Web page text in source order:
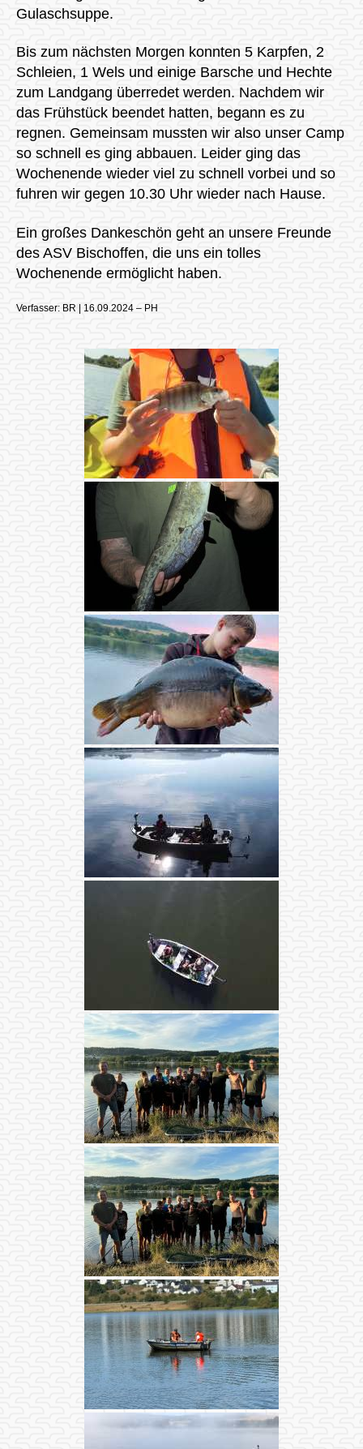
Gulaschsuppe.
Bis zum nächsten Morgen konnten 5 Karpfen, 2
Schleien, 1 Wels und einige Barsche und Hechte
zum Landgang überredet werden. Nachdem wir
das Frühstück beendet hatten, begann es zu
regnen. Gemeinsam mussten wir also unser Camp
so schnell es ging abbauen. Leider ging das
Wochenende wieder viel zu schnell vorbei und so
fuhren wir gegen 10.30 Uhr wieder nach Hause.
Ein großes Dankeschön geht an unsere Freunde
des ASV Bischoffen, die uns ein tolles
Wochenende ermöglicht haben.
Verfasser: BR | 16.09.2024 – PH